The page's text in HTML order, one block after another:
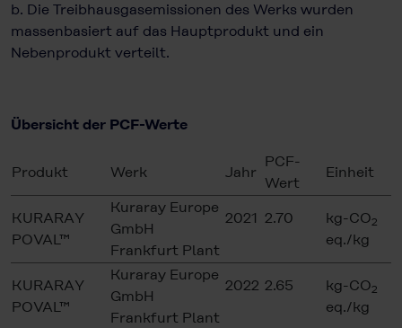
b. Die Treibhausgasemissionen des Werks wurden
massenbasiert auf das Hauptprodukt und ein
Nebenprodukt verteilt.
Übersicht der PCF-Werte
Produkt Werk Jahr
PCF-
Wert
Einheit
KURARAY
POVAL™
Kuraray Europe
GmbH
Frankfurt Plant
2021 2.70 kg-CO2
eq./kg
KURARAY
POVAL™
Kuraray Europe
GmbH
Frankfurt Plant
2022 2.65 kg-CO2
eq./kg